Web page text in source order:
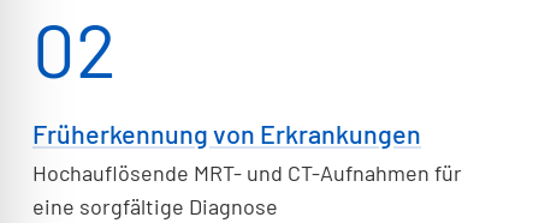
02
Früherkennung von Erkrankungen
Hochauflösende MRT- und CT-Aufnahmen für
eine sorgfältige Diagnose